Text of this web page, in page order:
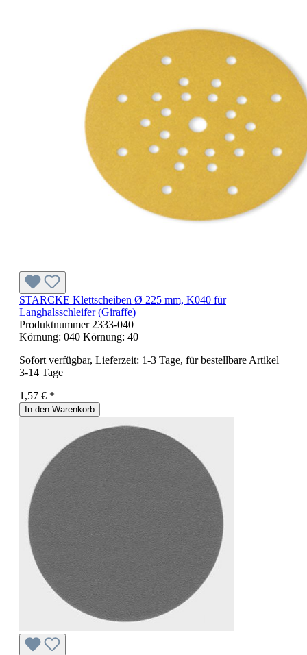
STARCKE Klettscheiben Ø 225 mm, K040 für
Langhalsschleifer (Giraffe)
Produktnummer 2333-040
Körnung: 040 Körnung: 40
Sofort verfügbar, Lieferzeit: 1-3 Tage, für bestellbare Artikel
3-14 Tage
1,57 € *
In den Warenkorb